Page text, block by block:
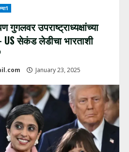
गुगलवर उपराष्ट्राध्यक्षांच्या
US सेकंड लेडीचा भारताशी
January 23, 2025